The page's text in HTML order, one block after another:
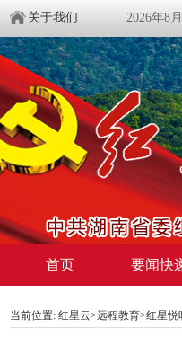
关于我们 2026年8
首页 要闻快
当前位置: 红星云>远程教育>红星悦